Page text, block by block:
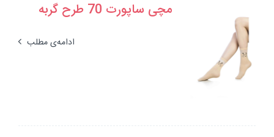
مچی ساپورت 70 طرح گربه
ادامه‌ی مطلب